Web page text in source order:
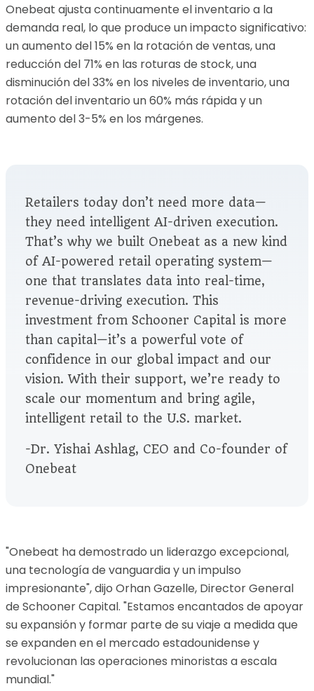
Onebeat ajusta continuamente el inventario a la
demanda real, lo que produce un impacto significativo:
un aumento del 15% en la rotación de ventas, una
reducción del 71% en las roturas de stock, una
disminución del 33% en los niveles de inventario, una
rotación del inventario un 60% más rápida y un
aumento del 3-5% en los márgenes.
Retailers today don’t need more data—
they need intelligent AI-driven execution.
That’s why we built Onebeat as a new kind
of AI-powered retail operating system—
one that translates data into real-time,
revenue-driving execution. This
investment from Schooner Capital is more
than capital—it’s a powerful vote of
confidence in our global impact and our
vision. With their support, we’re ready to
scale our momentum and bring agile,
intelligent retail to the U.S. market.
-Dr. Yishai Ashlag, CEO and Co-founder of
Onebeat
"Onebeat ha demostrado un liderazgo excepcional,
una tecnología de vanguardia y un impulso
impresionante", dijo Orhan Gazelle, Director General
de Schooner Capital. "Estamos encantados de apoyar
su expansión y formar parte de su viaje a medida que
se expanden en el mercado estadounidense y
revolucionan las operaciones minoristas a escala
mundial."